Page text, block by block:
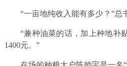
“一亩地纯收入能有多少？”总
“兼种油菜的话，加上种地补
1400元。”